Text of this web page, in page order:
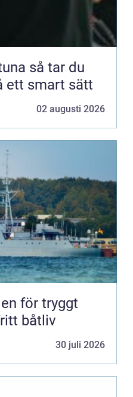
du
ett smart sätt
02 augusti 2026
båtliv
30 juli 2026